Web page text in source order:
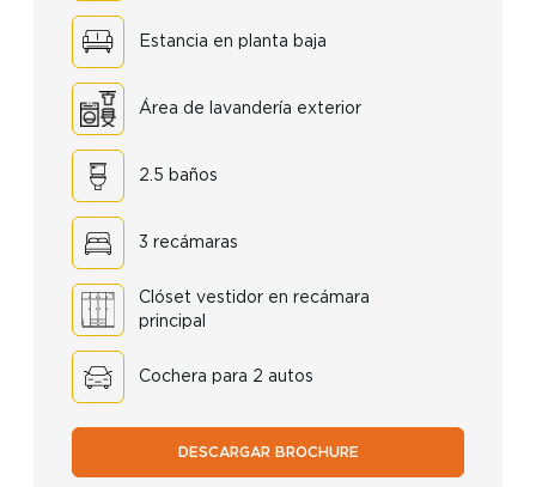
Estancia en planta baja
Área de lavandería exterior
2.5 baños
3 recámaras
Clóset vestidor en recámara
principal
Cochera para 2 autos
DESCARGAR BROCHURE